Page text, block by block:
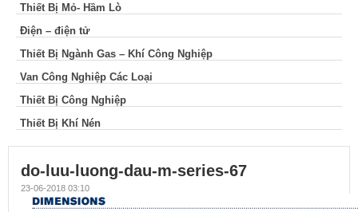
Thiết Bị Mỏ- Hầm Lò
Điện – điện tử
Thiết Bị Ngành Gas – Khí Công Nghiệp
Van Công Nghiệp Các Loại
Thiết Bị Công Nghiệp
Thiết Bị Khí Nén
do-luu-luong-dau-m-series-67
23-06-2018 03:10